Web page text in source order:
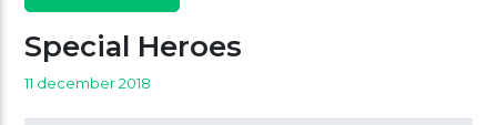
Special Heroes
11 december 2018